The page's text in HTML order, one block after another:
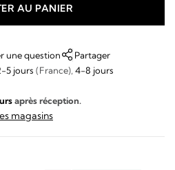
AU PANIER
une question
Partager
5 jours (France), 4-8 jours
après réception.
magasins